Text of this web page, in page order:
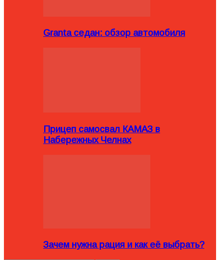
Granta седан: обзор автомобиля
Прицеп самосвал КАМАЗ в
Набережных Челнах
Зачем нужна рация и как её выбрать?